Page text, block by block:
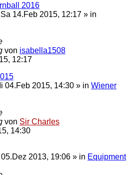
2016
Sa 14.Feb 2015, 12:17 » in
von isabella1508
12:17
04.Feb 2015, 14:30 » in Wiener
von Sir Charles
14:30
05.Dez 2013, 19:06 » in Equipment